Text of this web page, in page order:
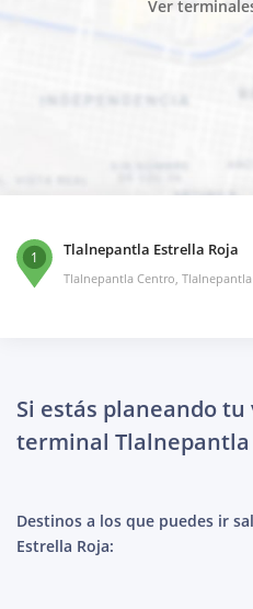
Ver
1 Tlalnepantla Estrella Roja
Tlalnepantla Centro,
Si estás planeando
terminal Tlalnepantla
Destinos a los que puedes ir
Estrella Roja: